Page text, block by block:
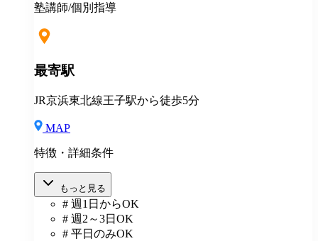
塾講師/個別指導
最寄駅
JR京浜東北線王子駅から徒歩5分
MAP
特徴・詳細条件
もっと見る
# 週1日からOK
# 週2～3日OK
# 平日のみOK